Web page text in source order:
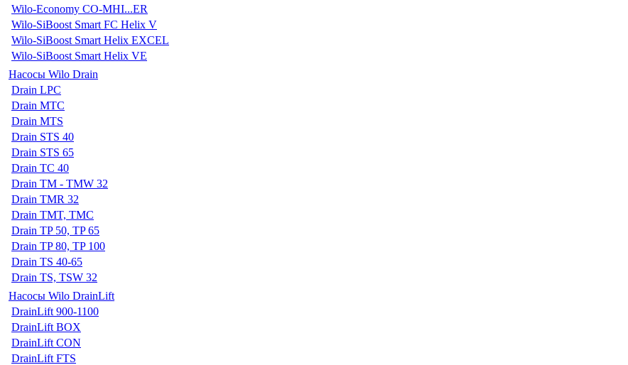
Wilo-Economy CO-MHI...ER
Wilo-SiBoost Smart FC Helix V
Wilo-SiBoost Smart Helix EXCEL
Wilo-SiBoost Smart Helix VE
Насосы Wilo Drain
Drain LPC
Drain MTC
Drain MTS
Drain STS 40
Drain STS 65
Drain TC 40
Drain TM - TMW 32
Drain TMR 32
Drain TMT, TMC
Drain TP 50, TP 65
Drain TP 80, TP 100
Drain TS 40-65
Drain TS, TSW 32
Насосы Wilo DrainLift
DrainLift 900-1100
DrainLift BOX
DrainLift CON
DrainLift FTS